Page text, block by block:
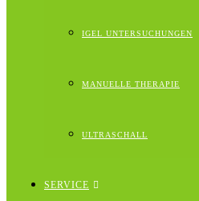
IGEL UNTERSUCHUNGEN
MANUELLE THERAPIE
ULTRASCHALL
SERVICE